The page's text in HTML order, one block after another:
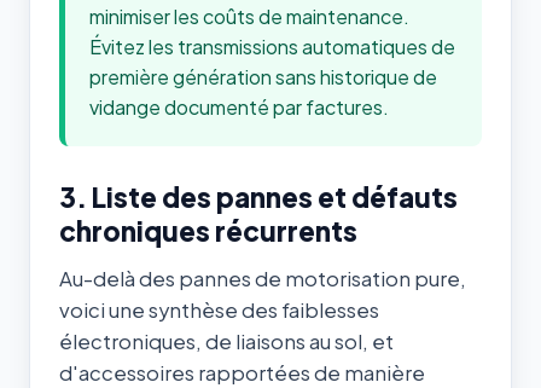
minimiser les coûts de maintenance.
Évitez les transmissions automatiques de
première génération sans historique de
vidange documenté par factures.
3. Liste des pannes et défauts
chroniques récurrents
Au-delà des pannes de motorisation pure,
voici une synthèse des faiblesses
électroniques, de liaisons au sol, et
d'accessoires rapportées de manière